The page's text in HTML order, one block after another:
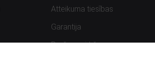
Atteikuma tiesības
Garantija
Preču uzpirkšana